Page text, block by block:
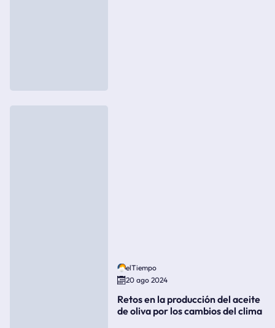
elTiempo
20 ago 2024
Retos en la producción del aceite
de oliva por los cambios del clima